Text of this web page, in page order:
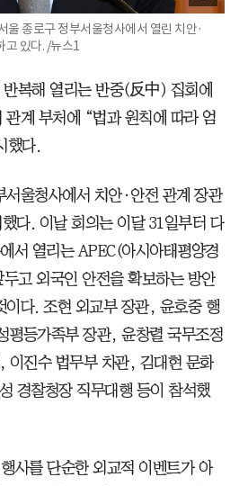
울 종로구 정부서울청사에서 열린 치안·
고 있다. /뉴스1
복해 열리는 반중(反中) 집회에
계 부처에 “법과 원칙에 따라 엄
했다.
서울청사에서 치안·안전 관계 장관
다. 이날 회의는 이달 31일부터 다
서 열리는 APEC(아시아태평양경
고 외국인 안전을 확보하는 방안
이다. 조현 외교부 장관, 윤호중 행
평등가족부 장관, 윤창렬 국무조정
이진수 법무부 차관, 김대현 문화
경찰청장 직무대행 등이 참석했
사를 단순한 외교적 이벤트가 아